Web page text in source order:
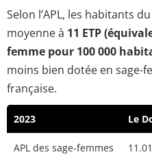
Selon l’APL, les habitants
moyenne à 11 ETP
femme pour 100 000
moins bien dotée en sage-
française.
2023 Le
APL des sage-femmes 11.01